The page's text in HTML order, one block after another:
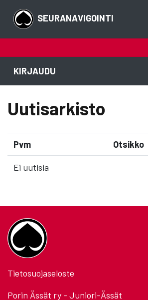
SEURANAVIGOINTI
KIRJAUDU
Uutisarkisto
Pvm Otsikko
Ei uutisia
Tietosuojaseloste
Porin Ässät ry - Juniori-Ässät